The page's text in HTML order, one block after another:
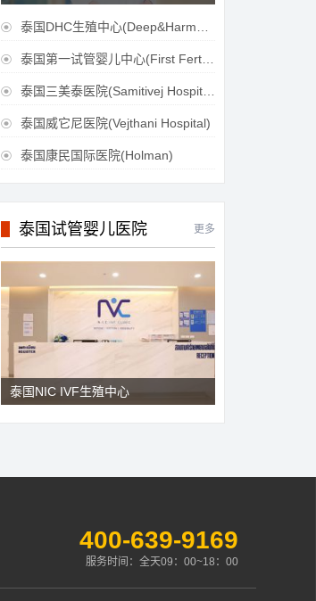
 泰国DHC生殖中心(Deep&Harmonicare IVF Center)
 泰国第一试管婴儿中心(First Fertilily PGS Center Limitied)
 泰国三美泰医院(Samitivej Hospital)
 泰国威它尼医院(Vejthani Hospital)
 泰国康民国际医院(Holman)
泰国试管婴儿医院 更多
泰国NIC IVF生殖中心
400-639-9169
服务时间：全天09：00~18：00